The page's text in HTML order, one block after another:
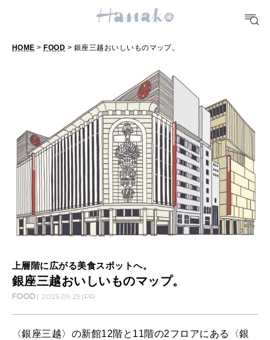
[12星座別] Monthly Love Holoscope
自分にやさしく
知る、考える
MAMA
ママもいろいろ
SUSTAINABLE
わたしができること
WORK&MONEY
いい人生って？
越
お
い
し
い
も
マ
ッ
。
HOME > FOOD > 銀座三越おいしいものマップ。
上層階に広がる美食スポットへ。
銀座三越おいしいものマップ。
FOOD 2025.09.29 PR
〈銀座三越〉の新館12階と11階の2フロアにある〈銀